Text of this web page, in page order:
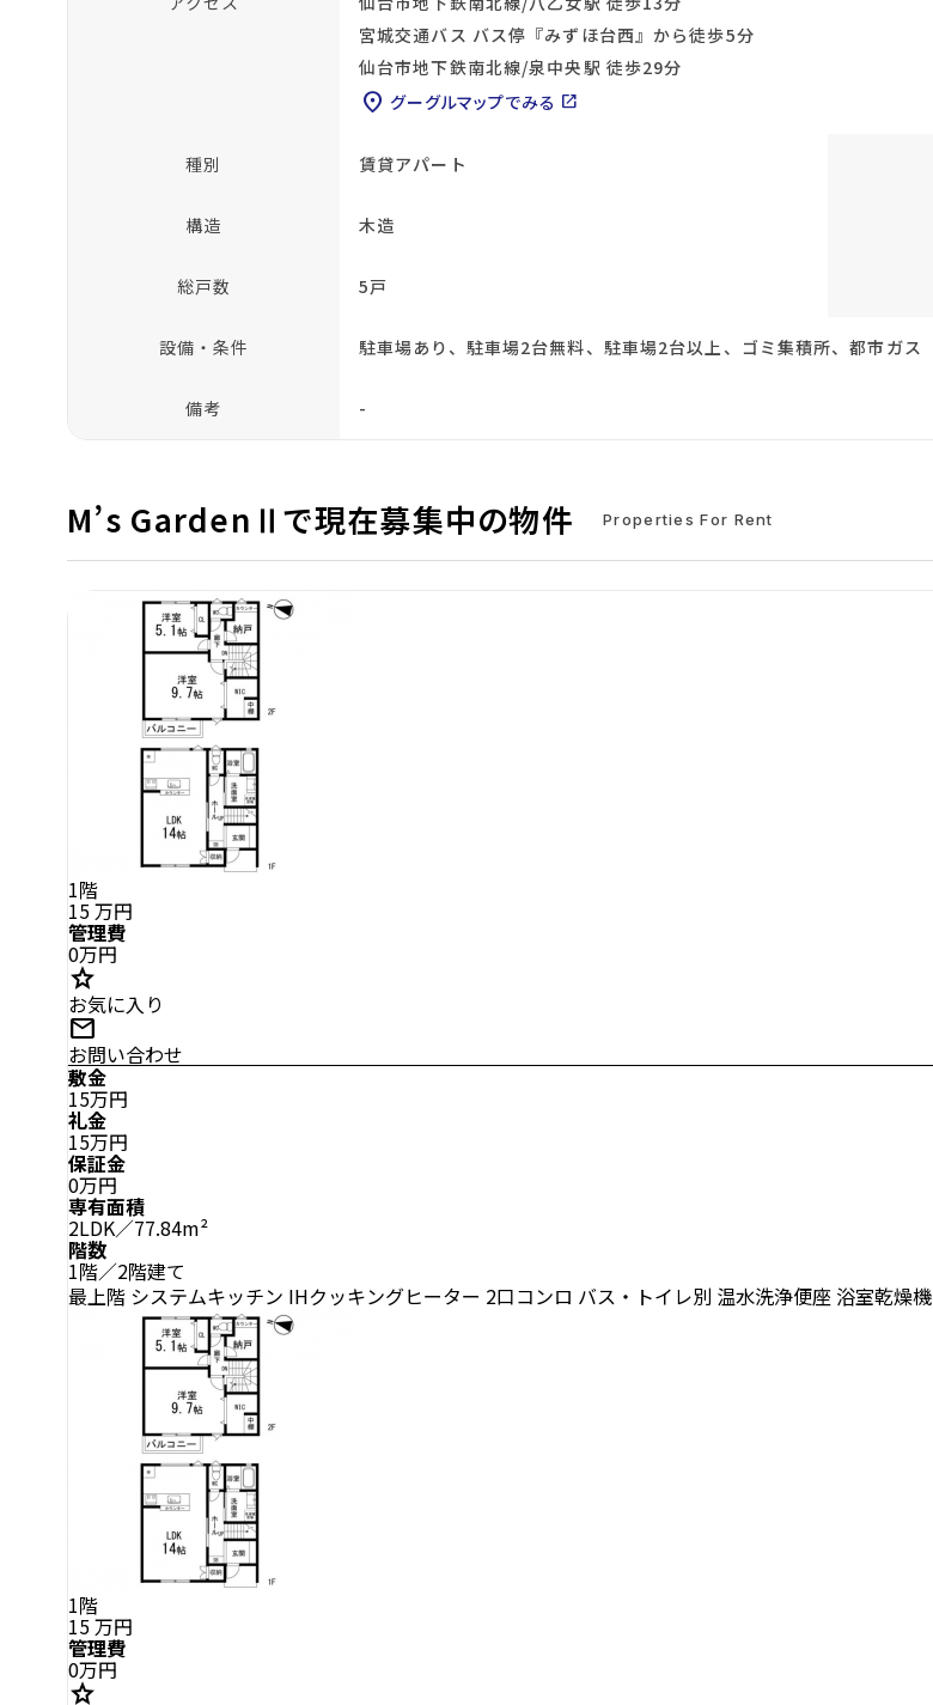
宮城交通バス バス停『みずほ台西』から徒歩5分
仙台市地下鉄南北線/泉中央駅 徒歩29分
location_on グーグルマップでみる open_in_new
種別 賃貸アパート
構造 木造
総戸数 5戸
設備・条件 駐車場あり、駐車場2台無料、駐車場2台以上、ゴミ集積所、都市ガス
備考 -
M’s GardenⅡで現在募集中の物件 Properties For Rent
1階
15万円
管理費
0万円
star
お気に入り
mail
お問い合わせ
敷金
15万円
礼金
15万円
保証金
0万円
専有面積
2LDK／77.84m²
階数
1階／2階建て
最上階 システムキッチン IHクッキングヒーター 2口コンロ バス・トイレ別 温水洗浄便座 浴室乾燥機
1階
15万円
管理費
0万円
star